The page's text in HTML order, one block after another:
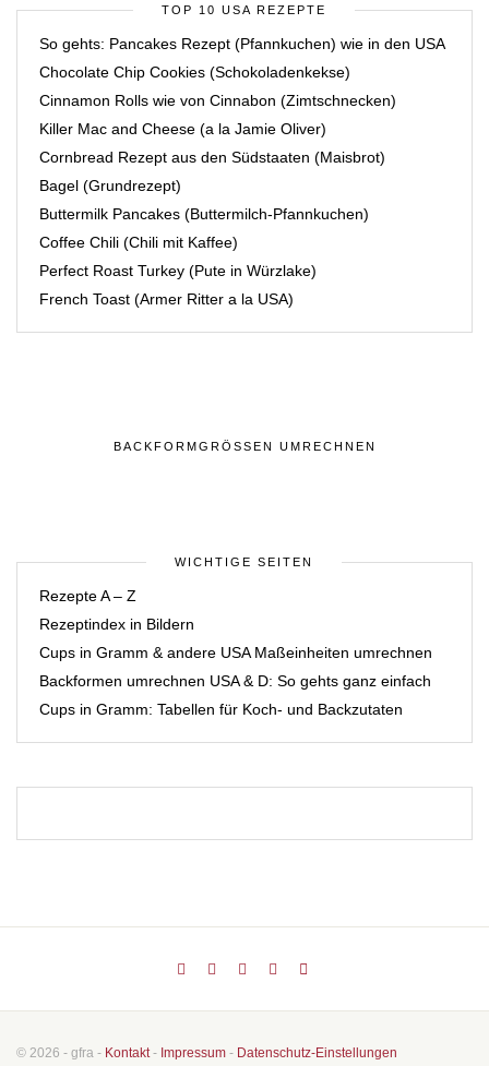
TOP 10 USA REZEPTE
So gehts: Pancakes Rezept (Pfannkuchen) wie in den USA
Chocolate Chip Cookies (Schokoladenkekse)
Cinnamon Rolls wie von Cinnabon (Zimtschnecken)
Killer Mac and Cheese (a la Jamie Oliver)
Cornbread Rezept aus den Südstaaten (Maisbrot)
Bagel (Grundrezept)
Buttermilk Pancakes (Buttermilch-Pfannkuchen)
Coffee Chili (Chili mit Kaffee)
Perfect Roast Turkey (Pute in Würzlake)
French Toast (Armer Ritter a la USA)
BACKFORMGRÖSSEN UMRECHNEN
WICHTIGE SEITEN
Rezepte A – Z
Rezeptindex in Bildern
Cups in Gramm & andere USA Maßeinheiten umrechnen
Backformen umrechnen USA & D: So gehts ganz einfach
Cups in Gramm: Tabellen für Koch- und Backzutaten
© 2026 - gfra - Kontakt- Impressum - Datenschutz-Einstellungen